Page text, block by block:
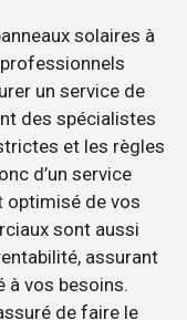
solaires à
un service de
des spécialistes
et les règles
d’un service
optimisé de vos
sont aussi
assurant
à vos besoins.
de faire le